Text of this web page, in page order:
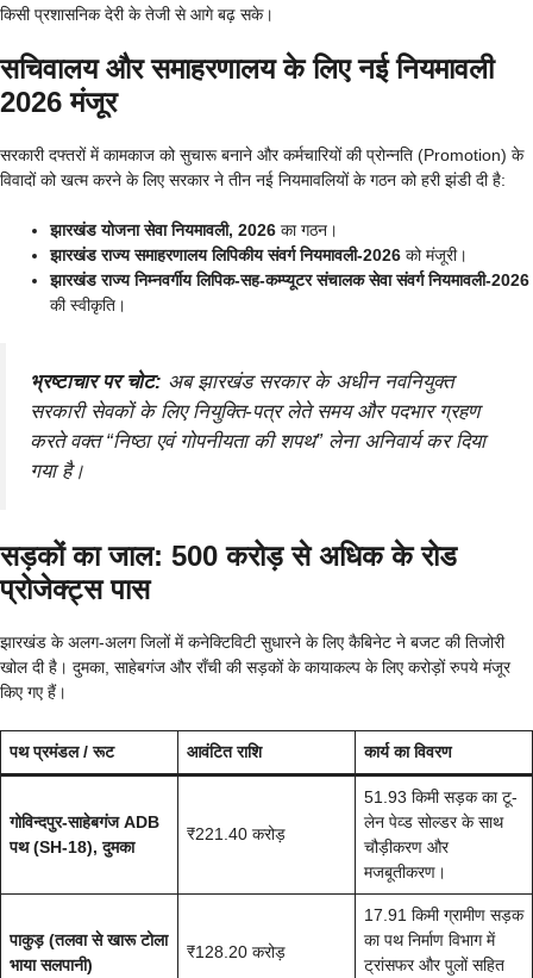
किसी प्रशासनिक देरी के तेजी से आगे बढ़ सके।
सचिवालय और समाहरणालय के लिए नई नियमावली
2026 मंजूर
सरकारी दफ्तरों में कामकाज को सुचारू बनाने और कर्मचारियों की प्रोन्नति (Promotion) के
विवादों को खत्म करने के लिए सरकार ने तीन नई नियमावलियों के गठन को हरी झंडी दी है:
झारखंड योजना सेवा नियमावली, 2026 का गठन।
झारखंड राज्य समाहरणालय लिपिकीय संवर्ग नियमावली-2026 को मंजूरी।
झारखंड राज्य निम्नवर्गीय लिपिक-सह-कम्प्यूटर संचालक सेवा संवर्ग नियमावली-2026
की स्वीकृति।
भ्रष्टाचार पर चोट: अब झारखंड सरकार के अधीन नवनियुक्त
सरकारी सेवकों के लिए नियुक्ति-पत्र लेते समय और पदभार ग्रहण
करते वक्त “निष्ठा एवं गोपनीयता की शपथ” लेना अनिवार्य कर दिया
गया है।
सड़कों का जाल: 500 करोड़ से अधिक के रोड
प्रोजेक्ट्स पास
झारखंड के अलग-अलग जिलों में कनेक्टिविटी सुधारने के लिए कैबिनेट ने बजट की तिजोरी
खोल दी है। दुमका, साहेबगंज और राँची की सड़कों के कायाकल्प के लिए करोड़ों रुपये मंजूर
किए गए हैं।
पथ प्रमंडल / रूट आवंटित राशि कार्य का विवरण
गोविन्दपुर-साहेबगंज ADB
पथ (SH-18), दुमका
₹221.40 करोड़
51.93 किमी सड़क का टू-
लेन पेव्ड सोल्डर के साथ
चौड़ीकरण और
मजबूतीकरण।
पाकुड़ (तलवा से खारू टोला
भाया सलपानी)
₹128.20 करोड़
17.91 किमी ग्रामीण सड़क
का पथ निर्माण विभाग में
ट्रांसफर और पुलों सहित